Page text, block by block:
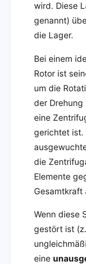
wird. Diese
genannt)
die Lager.
Bei einem
Rotor ist
um die
der
eine
gerichtet ist.
die
Elemente
Gesamtkraft
Wenn diese
gestört ist
eine